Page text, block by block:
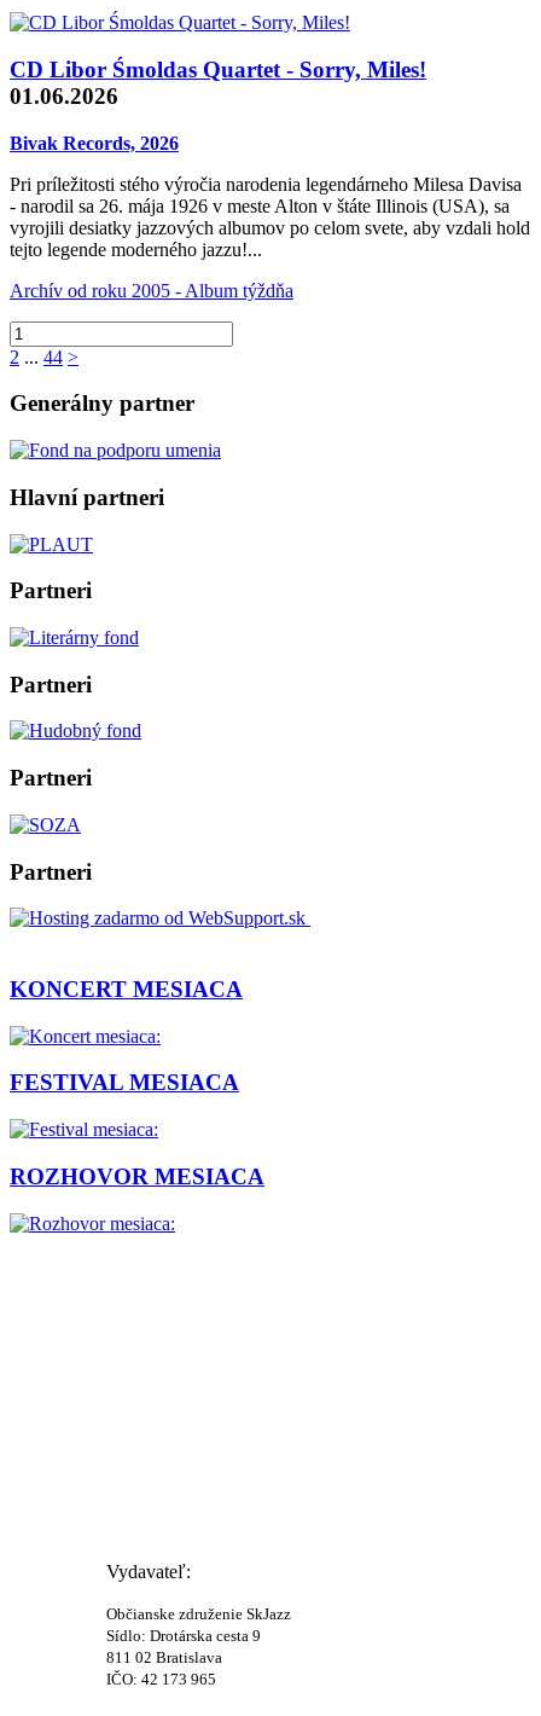
CD Libor Śmoldas Quartet - Sorry, Miles!
01.06.2026
Bivak Records, 2026
Pri príležitosti stého výročia narodenia legendárneho Milesa Davisa
- narodil sa 26. mája 1926 v meste Alton v štáte Illinois (USA), sa
vyrojili desiatky jazzových albumov po celom svete, aby vzdali hold
tejto legende moderného jazzu!...
Archív od roku 2005 - Album týždňa
2 ... 44 >
Generálny partner
Hlavní partneri
Partneri
Partneri
Partneri
Partneri
KONCERT MESIACA
FESTIVAL MESIACA
ROZHOVOR MESIACA
Vydavateľ:
Občianske združenie SkJazz
Sídlo: Drotárska cesta 9
811 02 Bratislava
IČO: 42 173 965